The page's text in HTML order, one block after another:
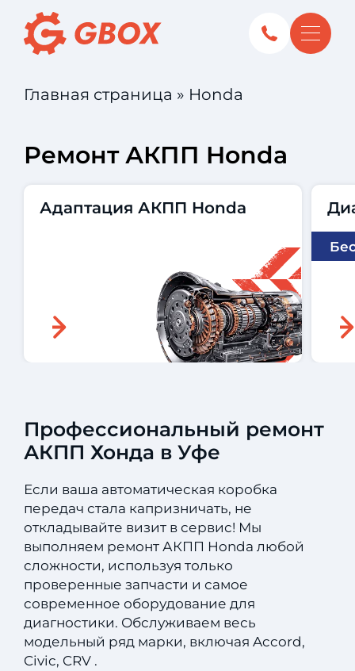
Главная страница » Honda
Ремонт АКПП Honda
Адаптация АКПП Honda
Профессиональный ремонт
АКПП Хонда в Уфе
Если ваша автоматическая коробка
передач стала капризничать, не
откладывайте визит в сервис! Мы
выполняем ремонт АКПП Honda любой
сложности, используя только
проверенные запчасти и самое
современное оборудование для
диагностики. Обслуживаем весь
модельный ряд марки, включая Accord,
Civic, CRV .